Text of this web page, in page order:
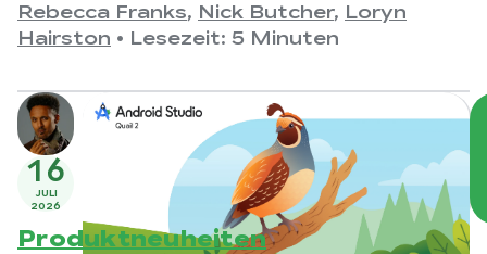
28. Juli 2021 angekündigt wurde, bis zur neuesten
Version 1.11 haben sich die APIs im Laufe der Jahre
Feiern.
Rebecca Franks, Nick Butcher, Loryn
Hairston • Lesezeit: 5 Minuten
16
JULI
2026
Produktneuheiten